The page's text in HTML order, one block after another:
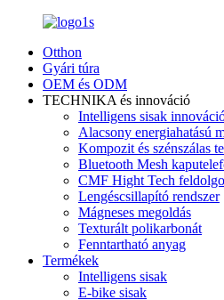
Otthon
Gyári túra
OEM és ODM
TECHNIKA és innováció
Intelligens sisak
Alacsony energiahatású
Kompozit és szénszálas
Bluetooth Mesh
CMF Hight Tech
Lengéscsillapító rendszer
Mágneses megoldás
Texturált polikarbonát
Fenntartható anyag
Termékek
Intelligens sisak
E-bike sisak